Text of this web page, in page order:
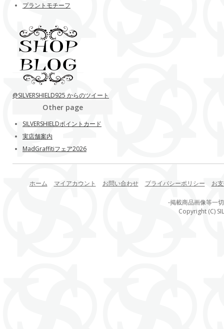
プラントモチーフ
@SILVERSHIELD925 からのツイート
Other page
SILVERSHIELDポイントカード
実店舗案内
MadGraffitiフェア2026
ホーム マイアカウント お問い合わせ プライバシーポリシー お
-掲載商品画像等一
Copyright (C)